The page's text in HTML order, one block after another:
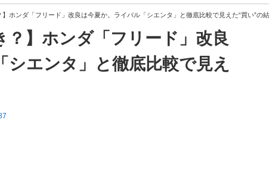
ホンダ「フリード」改良は今夏か。ライバル「シエンタ」と徹底比較で見えた“買い”の
？】ホンダ「フリード」改良
エンタ」と徹底比較で見え